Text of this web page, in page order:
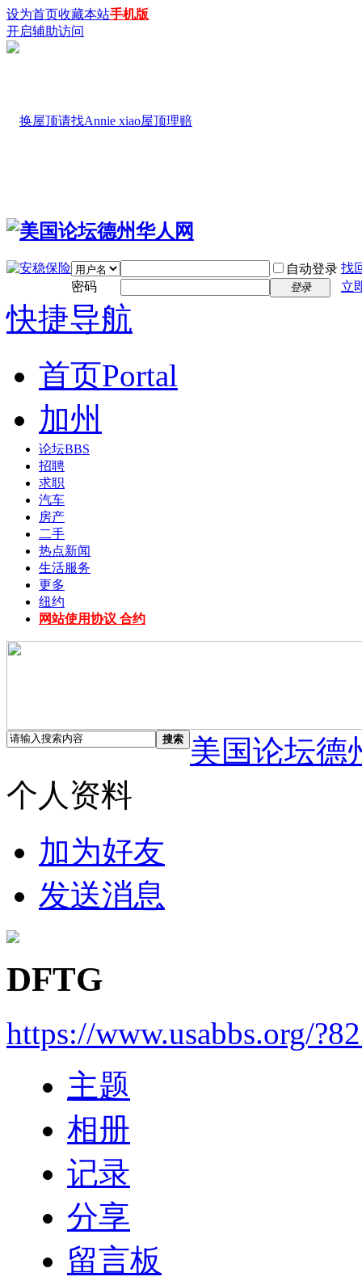
设为首页收藏本站手机版
开启辅助访问
自动登录 找
密码
登录 立
快捷导航
首页Portal
加州
论坛BBS
招聘
求职
汽车
房产
二手
热点新闻
生活服务
更多
纽约
网站使用协议 合约
搜索
美国论坛德
个人资料
加为好友
发送消息
DFTG
https://www.usabbs.org/
主题
相册
记录
分享
留言板